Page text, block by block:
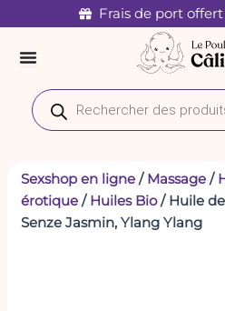
au
contenu
Frais de port
Recherche
de
produits
Sexshop en ligne / Massage /
érotique / Huiles Bio/ Huile
Senze Jasmin, Ylang Ylang
de
de
érotique
Senze
Jasmin,
Ylang